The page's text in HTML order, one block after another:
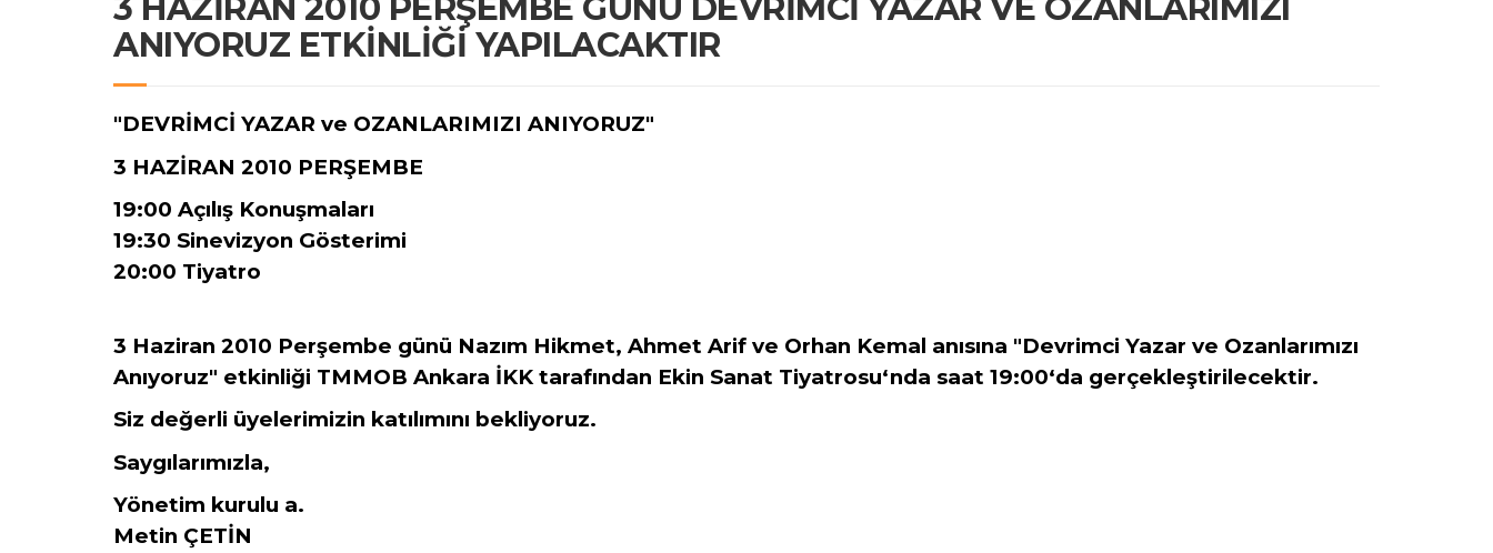
3 HAZİRAN 2010 PERŞEMBE GÜNÜ DEVRİMCİ YAZAR VE OZANLARIMIZI
ANIYORUZ ETKİNLİĞİ YAPILACAKTIR
"DEVRİMCİ YAZAR ve OZANLARIMIZI ANIYORUZ"
3 HAZİRAN 2010 PERŞEMBE
19:00 Açılış Konuşmaları
19:30 Sinevizyon Gösterimi
20:00 Tiyatro
3 Haziran 2010 Perşembe günü Nazım Hikmet, Ahmet Arif ve Orhan Kemal anısına "Devrimci Yazar ve Ozanlarımızı
Anıyoruz" etkinliği TMMOB Ankara İKK tarafından Ekin Sanat Tiyatrosu‘nda saat 19:00‘da gerçekleştirilecektir.
Siz değerli üyelerimizin katılımını bekliyoruz.
Saygılarımızla,
Yönetim kurulu a.
Metin ÇETİN